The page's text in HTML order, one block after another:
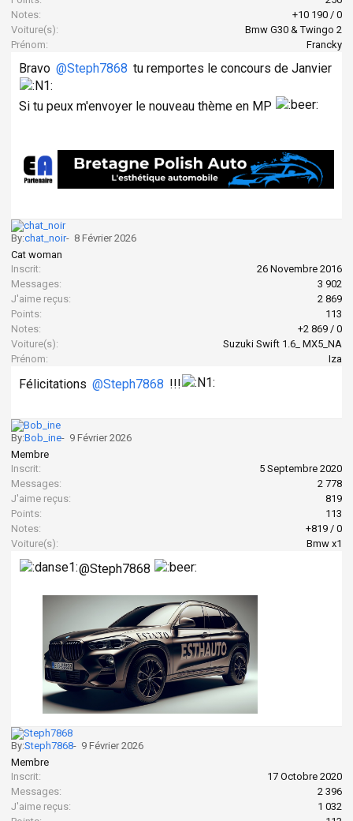
Notes:
+10 190/ 0
Voiture(s):
Bmw G30 & Twingo 2
Prénom:
Francky
Bravo @Steph7868 tu remportes le concours de Janvier
Si tu peux m'envoyer le nouveau thème en MP
By:chat_noir- 8 Février 2026
Cat woman
Inscrit:
26 Novembre 2016
Messages:
3 902
J'aime reçus:
2 869
Points:
113
Notes:
+2 869/ 0
Voiture(s):
Suzuki Swift 1.6_ MX5_NA
Prénom:
Iza
Félicitations @Steph7868 !!!
By:Bob_ine- 9 Février 2026
Membre
Inscrit:
5 Septembre 2020
Messages:
2 778
J'aime reçus:
819
Points:
113
Notes:
+819/ 0
Voiture(s):
Bmw x1
@Steph7868
By:Steph7868- 9 Février 2026
Membre
Inscrit:
17 Octobre 2020
Messages:
2 396
J'aime reçus:
1 032